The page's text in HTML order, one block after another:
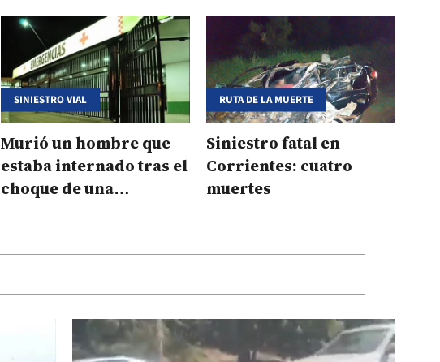
escombros
camión
SINIESTRO VIAL
Murió un hombre que
estaba internado tras el
choque de una
RUTA DE LA MUERTE
Siniestro fatal en
Corrientes: cuatro
muertes